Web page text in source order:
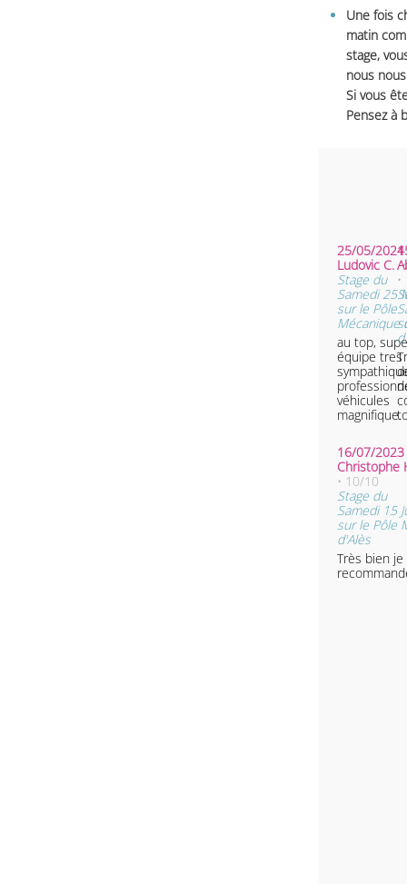
Une fois
matin
stage,
nous
Si vous
Pensez à
25/05/
Ludovic C.
Stage du
Samedi 25
sur le Pôle
Mécanique
au top,
équipe tres
véhicules
magnifique.
16/07/
• 10/10
Stage du
Samedi 15
sur le Pôle
d'Alès
Très bien je